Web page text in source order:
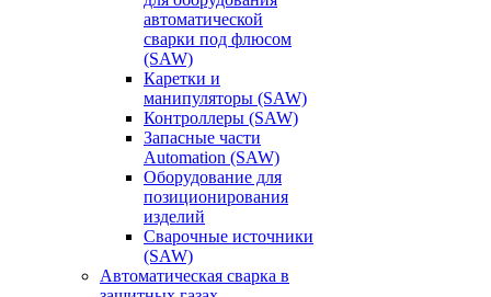
автоматической
сварки под флюсом
(SAW)
Каретки и
манипуляторы (SAW)
Контроллеры (SAW)
Запасные части
Automation (SAW)
Оборудование для
позиционирования
изделий
Сварочные источники
(SAW)
Автоматическая сварка в